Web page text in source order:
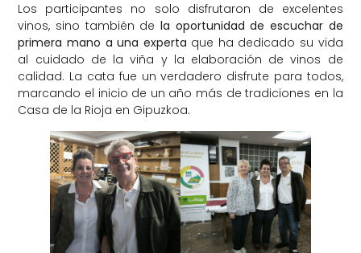
Los participantes no solo disfrutaron de excelentes
vinos, sino también de la oportunidad de escuchar de
primera mano a una experta que ha dedicado su vida
al cuidado de la viña y la elaboración de vinos de
calidad. La cata fue un verdadero disfrute para todos,
marcando el inicio de un año más de tradiciones en la
Casa de la Rioja en Gipuzkoa.